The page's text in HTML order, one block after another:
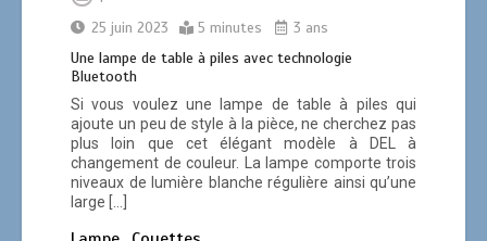
25 juin 2023
5 minutes 3 ans
Une lampe de table à piles avec technologie
Bluetooth
Si vous voulez une lampe de table à piles qui
ajoute un peu de style à la pièce, ne cherchez pas
plus loin que cet élégant modèle à DEL à
changement de couleur. La lampe comporte trois
niveaux de lumière blanche régulière ainsi qu’une
large […]